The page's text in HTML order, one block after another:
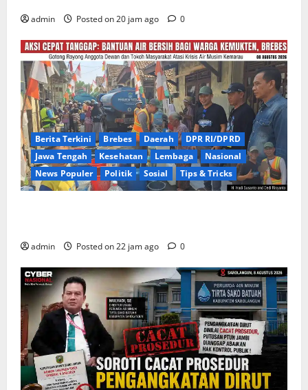
admin Posted on 20 jam ago 0
Berita Terkini Brebes Daerah
DPR RI/DPRD
Jawa Tengah
Kesehatan Lembaga
Nasional
News Populer
Politik Sosial Tips & Tricks
admin Posted on 22 jam ago 0